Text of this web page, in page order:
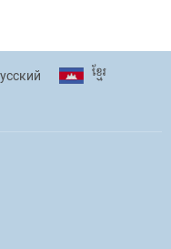
khí hậu
ưu tiên hàng đầu cho
Nam
ខ្មែរ